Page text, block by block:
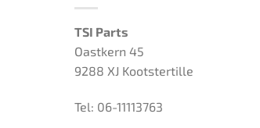
TSI Parts
Oastkern 45
9288 XJ Kootstertille
Tel: 06-11113763